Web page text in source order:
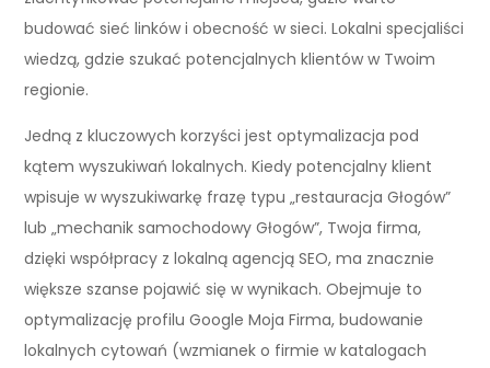
budować sieć linków i obecność w sieci. Lokalni specjaliści
wiedzą, gdzie szukać potencjalnych klientów w Twoim
regionie.
Jedną z kluczowych korzyści jest optymalizacja pod
kątem wyszukiwań lokalnych. Kiedy potencjalny klient
wpisuje w wyszukiwarkę frazę typu „restauracja Głogów”
lub „mechanik samochodowy Głogów”, Twoja firma,
dzięki współpracy z lokalną agencją SEO, ma znacznie
większe szanse pojawić się w wynikach. Obejmuje to
optymalizację profilu Google Moja Firma, budowanie
lokalnych cytowań (wzmianek o firmie w katalogach